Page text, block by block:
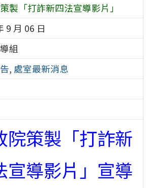
製「打詐新四法宣導影片」
9 月 06 日
組
, 處室最新消息
院策製「打詐新
宣導影片」宣導